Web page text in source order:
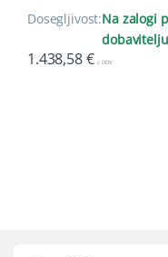
Dosegljivost:Na zalogi
dobavitelju
1.438,58€ z DDV